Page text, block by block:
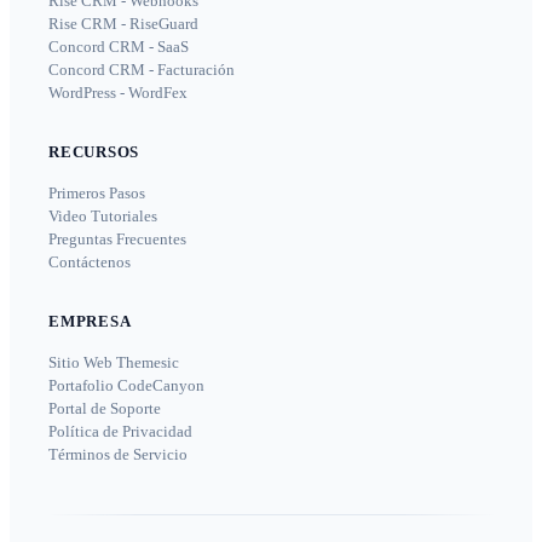
Rise CRM - RiseGuard
Concord CRM - SaaS
Concord CRM - Facturación
WordPress - WordFex
RECURSOS
Primeros Pasos
Video Tutoriales
Preguntas Frecuentes
Contáctenos
EMPRESA
Sitio Web Themesic
Portafolio CodeCanyon
Portal de Soporte
Política de Privacidad
Términos de Servicio